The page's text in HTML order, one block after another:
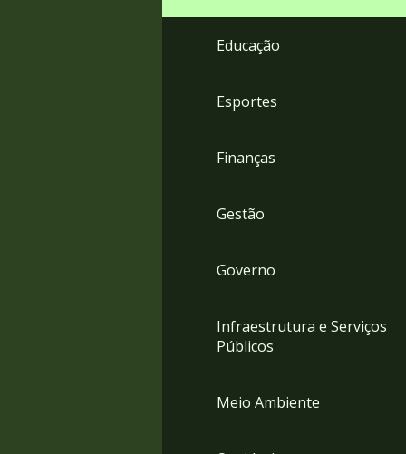
Educação
Esportes
Finanças
Gestão
Governo
Infraestrutura e Serviços
Públicos
Meio Ambiente